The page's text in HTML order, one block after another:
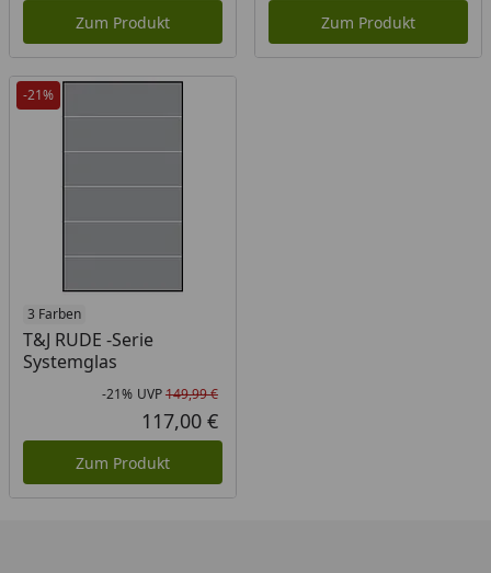
Zum Produkt Zum Produkt
-21%
3 Farben
T&J RUDE -Serie
Systemglas
Rabatt in Prozent
-21%
Ursprünglicher Preis
UVP149,99 €
Aktueller Preis
117,00 €
Zum Produkt